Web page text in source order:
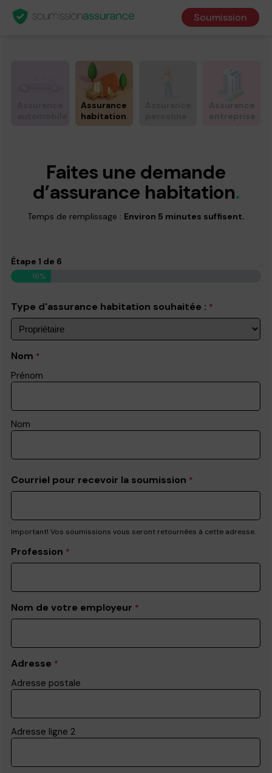
Soumission
Assurance
habitation.
Faites une demande
d’assurance habitation.
Temps de remplissage : Environ 5 minutes suffisent.
Étape1 de 6
16%
Type d'assurance habitation souhaitée : *
Nom *
Prénom
Nom
Courriel pour recevoir la soumission *
Important! Vos soumissions vous seront retournées à cette adresse.
Profession *
Nom de votre employeur *
Adresse *
Adresse postale
Adresse ligne 2